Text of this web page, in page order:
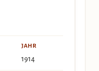
JAHR
1914